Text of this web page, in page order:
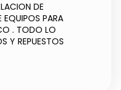
DE
EQUIPOS PARA
. TODO LO
Y REPUESTOS